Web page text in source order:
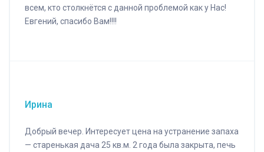
всем, кто столкнётся с данной проблемой как у Нас!
Евгений, спасибо Вам!!!!
Ирина
Добрый вечер. Интересует цена на устранение запаха
— старенькая дача 25 кв.м. 2 года была закрыта, печь